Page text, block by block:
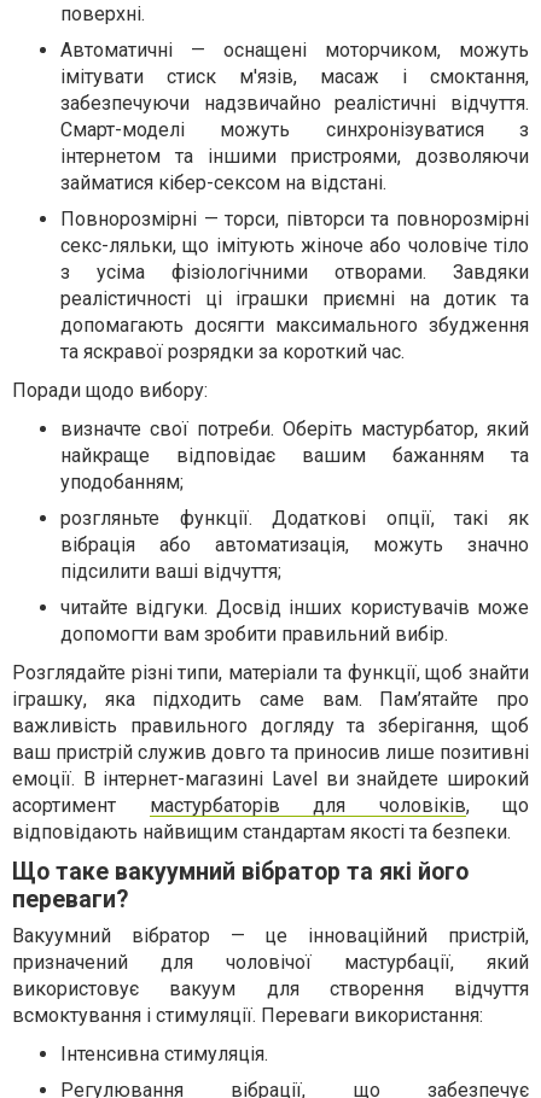
поверхні.
Автоматичні — оснащені моторчиком, можуть
імітувати стиск м'язів, масаж і смоктання,
забезпечуючи надзвичайно реалістичні відчуття.
Смарт-моделі можуть синхронізуватися з
інтернетом та іншими пристроями, дозволяючи
займатися кібер-сексом на відстані.
Повнорозмірні — торси, півторси та повнорозмірні
секс-ляльки, що імітують жіноче або чоловіче тіло
з усіма фізіологічними отворами. Завдяки
реалістичності ці іграшки приємні на дотик та
допомагають досягти максимального збудження
та яскравої розрядки за короткий час.
Поради щодо вибору:
визначте свої потреби. Оберіть мастурбатор, який
найкраще відповідає вашим бажанням та
уподобанням;
розгляньте функції. Додаткові опції, такі як
вібрація або автоматизація, можуть значно
підсилити ваші відчуття;
читайте відгуки. Досвід інших користувачів може
допомогти вам зробити правильний вибір.
Розглядайте різні типи, матеріали та функції, щоб знайти
іграшку, яка підходить саме вам. Пам’ятайте про
важливість правильного догляду та зберігання, щоб
ваш пристрій служив довго та приносив лише позитивні
емоції. В інтернет-магазині Lavel ви знайдете широкий
асортимент мастурбаторів для чоловіків, що
відповідають найвищим стандартам якості та безпеки.
Що таке вакуумний вібратор та які його
переваги?
Вакуумний вібратор — це інноваційний пристрій,
призначений для чоловічої мастурбації, який
використовує вакуум для створення відчуття
всмоктування і стимуляції. Переваги використання:
Інтенсивна стимуляція.
Регулювання вібрації, що забезпечує